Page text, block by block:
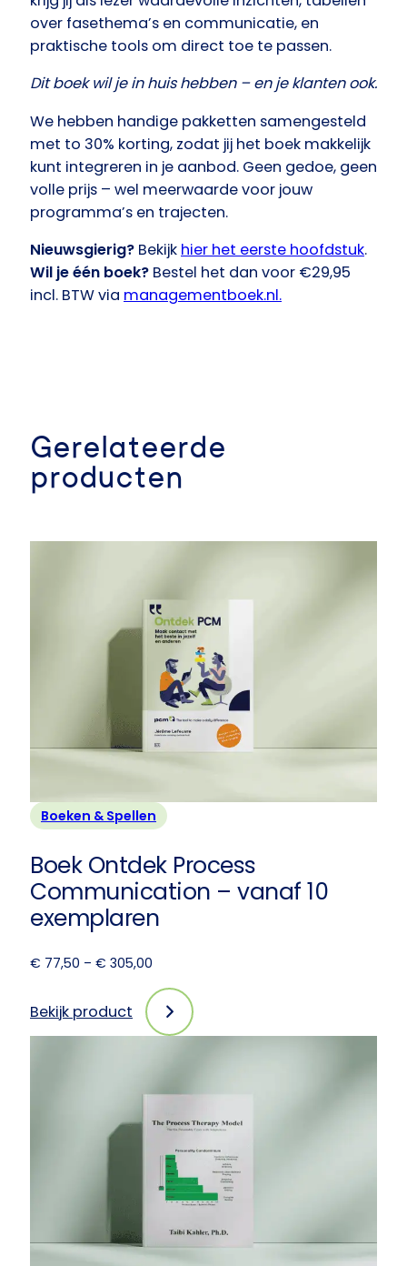
over fasethema’s en communicatie, en
praktische tools om direct toe te passen.
Dit boek wil je in huis hebben – en je klanten ook.
We hebben handige pakketten samengesteld
met to 30% korting, zodat jij het boek makkelijk
kunt integreren in je aanbod. Geen gedoe, geen
volle prijs – wel meerwaarde voor jouw
programma’s en trajecten.
Nieuwsgierig? Bekijk hier het eerste hoofdstuk.
Wil je één boek? Bestel het dan voor €29,95
incl. BTW via managementboek.nl.
Gerelateerde
producten
Boeken & Spellen
Boek Ontdek Process
Communication – vanaf 10
exemplaren
€ 77,50 – € 305,00
tot
€ 305,00
Bekijk product
:
Process
Communication
–
exemplaren